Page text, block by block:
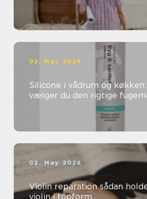
02. May 2026
Silicone i vådrum og køkken:
vælger du den rigtige
02. May 2026
Violin reparation sådan holder du din
violin i topform